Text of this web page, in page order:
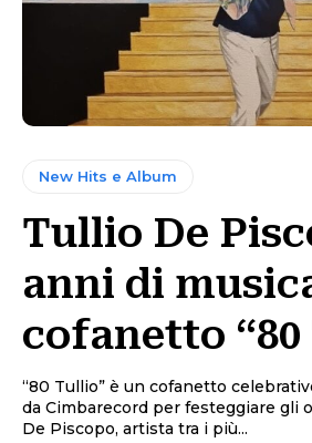
New Hits e Album
Tullio De
anni di
cofanetto
“80 Tullio” è un cofanetto
da Cimbarecord per festeggiare gli
De Piscopo, artista tra i più...